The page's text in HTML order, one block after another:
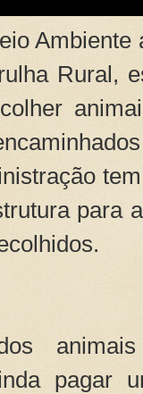
Ambiente
Rural,
para
pagar